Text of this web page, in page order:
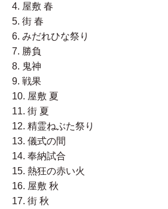
4. 屋敷 春
5. 街 春
6. みだれひな祭り
7. 勝負
8. 鬼神
9. 戦果
10. 屋敷 夏
11. 街 夏
12. 精霊ねぶた祭り
13. 儀式の間
14. 奉納試合
15. 熱狂の赤い火
16. 屋敷 秋
17. 街 秋